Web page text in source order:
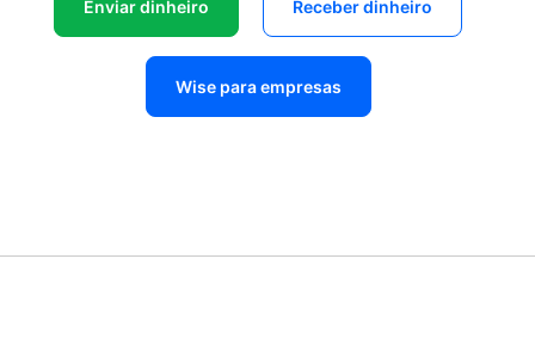
Enviar dinheiro Receber dinheiro
Wise para empresas